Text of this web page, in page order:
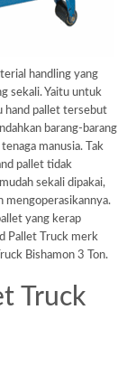
handling yang
sekali. Yaitu untuk
hand pallet tersebut
barang-barang
manusia. Tak
pallet tidak
sekali dipakai,
mengoperasikannya.
yang kerap
Pallet Truck merk
Bishamon 3 Ton.
Truck